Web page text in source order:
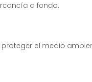
a fondo.
el medio